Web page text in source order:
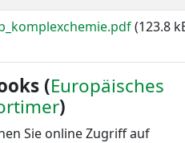
(123.8
(Europäisches
)
Sie online Zugriff auf